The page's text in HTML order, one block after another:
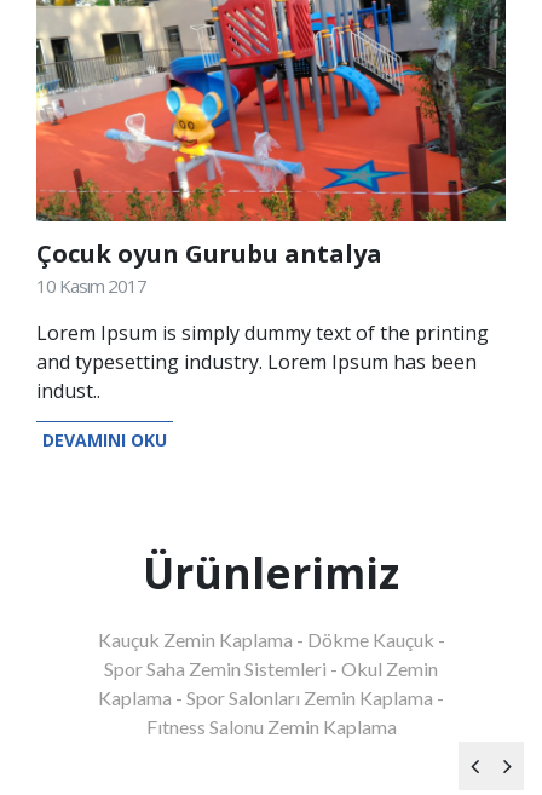
Çocuk oyun Gurubu antalya
10 Kasım 2017
Lorem Ipsum is simply dummy text of the printing
and typesetting industry. Lorem Ipsum has been
indust..
DEVAMINI OKU
Ürünlerimiz
Kauçuk Zemin Kaplama - Dökme Kauçuk -
Spor Saha Zemin Sistemleri - Okul Zemin
Kaplama - Spor Salonları Zemin Kaplama -
Fıtness Salonu Zemin Kaplama